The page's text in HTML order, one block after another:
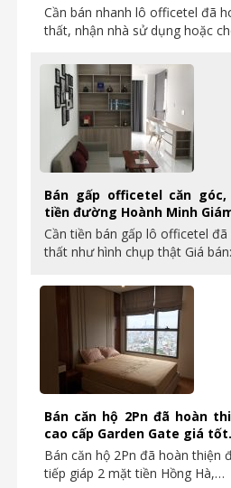
Cần bán nhanh lô officetel đã
thất, nhận nhà sử dụng hoặc
Bán gấp officetel căn
tiền đường Hoành Minh
Cần tiền bán gấp lô officetel
thất như hình chụp thật Giá
Bán căn hộ 2Pn đã hoàn
cao cấp Garden Gate giá tốt.
Bán căn hộ 2Pn đã hoàn thiện
tiếp giáp 2 mặt tiền Hồng Hà,…